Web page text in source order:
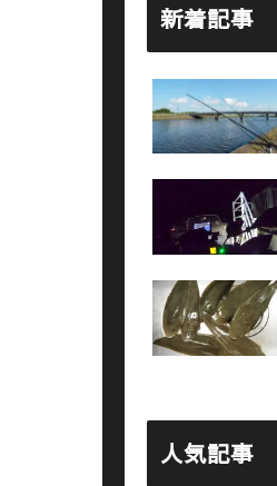
新着記事
人気記事